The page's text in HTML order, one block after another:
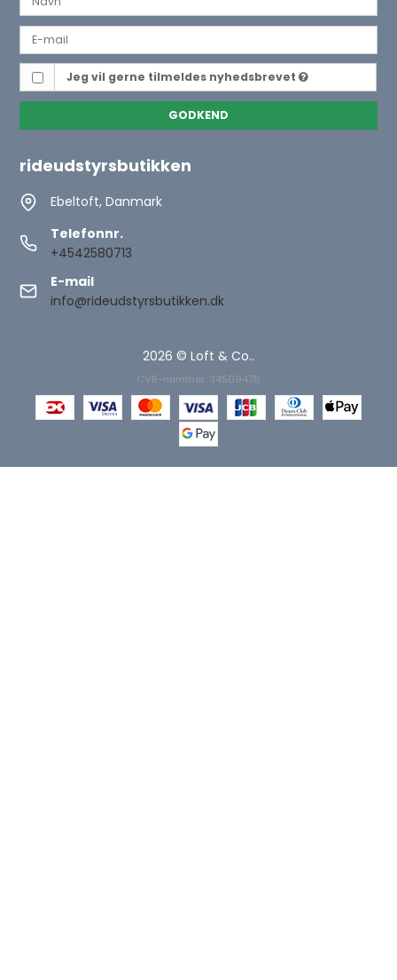
Jeg vil gerne tilmeldes nyhedsbrevet
GODKEND
rideudstyrsbutikken
Ebeltoft, Danmark
Telefonnr.
+4542580713
E-mail
info@rideudstyrsbutikken.dk
2026 © Loft & Co..
CVR-nummer: 34509476